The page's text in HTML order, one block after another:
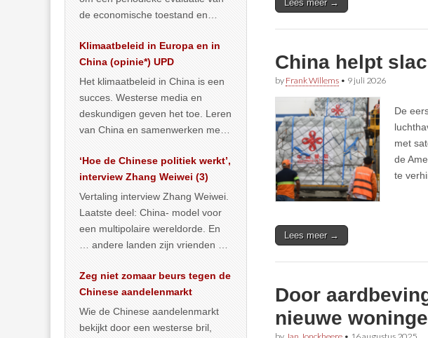
Lees meer →
China helpt
by Frank Willems • 9 juli 2026
De
met
de
te
Lees meer →
Door
nieuwe
de economische toestand en
publiceerden… >> lees meer
Klimaatbeleid in Europa en in
China (opinie*) UPD
Het klimaatbeleid in China is een
succes. Westerse media en
deskundigen geven het toe. Leren
van China en samenwerken met
… >> lees meer
‘Hoe de Chinese politiek werkt’,
interview Zhang Weiwei (3)
Vertaling interview Zhang Weiwei.
Laatste deel: China- model voor
een multipolaire wereldorde. En
… andere landen zijn vrienden of
Zeg niet zomaar beurs tegen de
Chinese aandelenmarkt
Wie de Chinese aandelenmarkt
bekijkt door een westerse bril,